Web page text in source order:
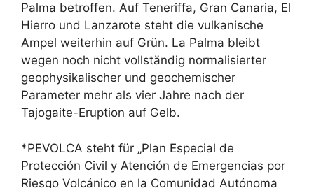
Palma betroffen. Auf Teneriffa, Gran Canaria, El
Hierro und Lanzarote steht die vulkanische
Ampel weiterhin auf Grün. La Palma bleibt
wegen noch nicht vollständig normalisierter
geophysikalischer und geochemischer
Parameter mehr als vier Jahre nach der
Tajogaite-Eruption auf Gelb.
*PEVOLCA steht für „Plan Especial de
Protección Civil y Atención de Emergencias por
Riesgo Volcánico en la Comunidad Autónoma